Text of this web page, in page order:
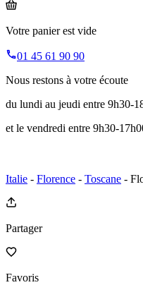
Votre panier est vide
01 45 61 90 90
Nous restons à votre écoute
du lundi au jeudi entre 9h30-
et le vendredi entre 9h30-
Italie - Florence - Toscane -
Partager
Favoris